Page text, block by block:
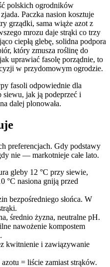
polskich ogrodników
Paczka nasion kosztuje
grządki, sama wiąże azot z
mrozu daje strąki co trzy
ciepłą glebę, solidna podpora
który zmusza roślinę do
uprawiać fasolę porządnie, to
w przydomowym ogrodzie.
fasoli odpowiednie dla
jak ją podeprzeć i
dalej plonowała.
preferencjach. Gdy podstawy
nie — markotnieje całe lato.
gleby 12 °C przy siewie,
°C nasiona gniją przed
bezpośredniego słońca. W
średnio żyzna, neutralne pH.
nawożenie kompostem
kwitnienie i zawiązywanie
azotu = liście zamiast strąków.